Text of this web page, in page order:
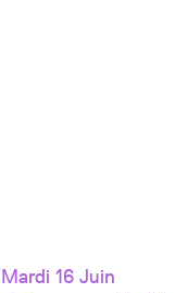
Mardi 16 Juin